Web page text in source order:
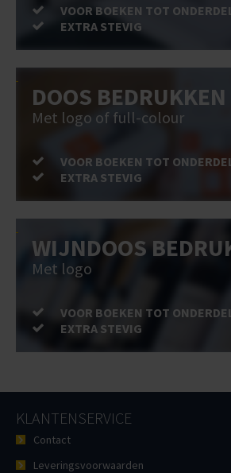
VOOR BOEKEN TOT
EXTRA STEVIG
DOOS BEDRUKKEN
Met logo of full-colour
VOOR BOEKEN TOT
EXTRA STEVIG
WIJNDOOS
Met logo
VOOR BOEKEN TOT
EXTRA STEVIG
KLANTENSERVICE
Contact
Leveringsvoorwaarden